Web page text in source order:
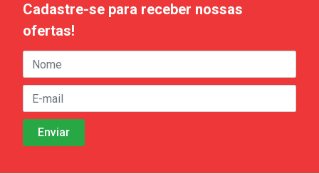
Cadastre-se para receber nossas
ofertas!